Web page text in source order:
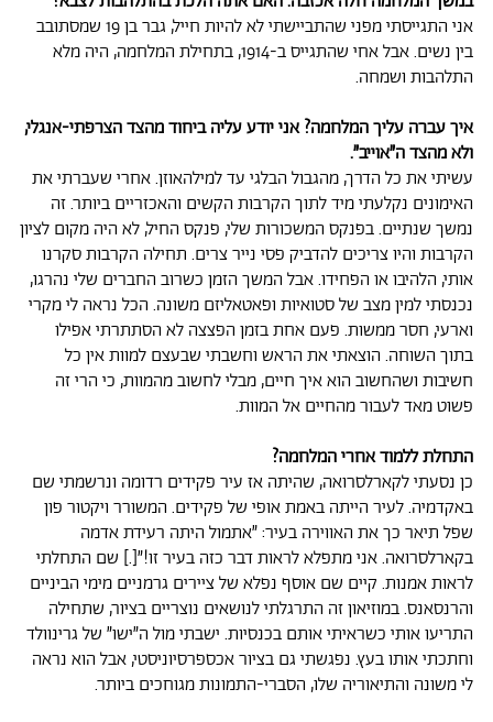
אני התגייסתי מפני שהתביישתי לא להיות חייל, גבר בן 19 שמסתובב
בין נשים. אבל אחי שהתגייס ב-1914, בתחילת המלחמה, היה מלא
התלהבות ושמחה.
איך עברה עליך המלחמה? אני יודע עליה ביחוד מהצד הצרפתי-אנגלי,
ולא מהצד ה״אוייב״.
עשיתי את כל הדרך, מהגבול הבלגי עד למילהאוזן. אחרי שעברתי את
האימונים נקלעתי מיד לתוך הקרבות הקשים והאכזריים ביותר. זה
נמשך שנתיים. בפנקס המשכורות שלי, פנקס החיל, לא היה מקום לציון
הקרבות והיו צריכים להדביק פסי נייר צרים. תחילה הקרבות סקרנו
אותי, הלהיבו או הפחידו. אבל המשך הזמן כשרוב החברים שלי נהרגו,
נכנסתי למין מצב של סטואיות ופאטאליזם משונה. הכל נראה לי מקרי
וארעי, חסר ממשות. פעם אחת בזמן הפצצה לא הסתתרתי אפילו
בתוך השוחה. הוצאתי את הראש וחשבתי שבעצם למוות אין כל
חשיבות ושהחשוב הוא איך חיים, מבלי לחשוב מהמוות, כי הרי זה
פשוט מאד לעבור מהחיים אל המוות.
התחלת ללמוד אחרי המלחמה?
כן נסעתי לקארלסרואה, שהיתה אז עיר פקידים רדומה ונרשמתי שם
באקדמיה. לעיר הייתה באמת אופי של פקידים. המשורר ויקטור פון
שפל תיאר כך את האווירה בעיר: ״אתמול היתה רעידת אדמה
בקארלסרואה. אני מתפלא לראות דבר כזה בעיר זו!״[.] שם התחלתי
לראות אמנות. קיים שם אוסף נפלא של ציירים גרמניים מימי הביניים
והרנסאנס. במוזיאון זה התרגלתי לנושאים נוצריים בציור, שתחילה
התריעו אותי כשראיתי אותם בכנסיות. ישבתי מול ה״ישו״ של גרינוולד
וחתכתי אותו בעץ. נפגשתי גם בציור אכספרסיוניסטי, אבל הוא נראה
לי משונה והתיאוריה שלו, הסברי-התמונות מגוחכים ביותר.